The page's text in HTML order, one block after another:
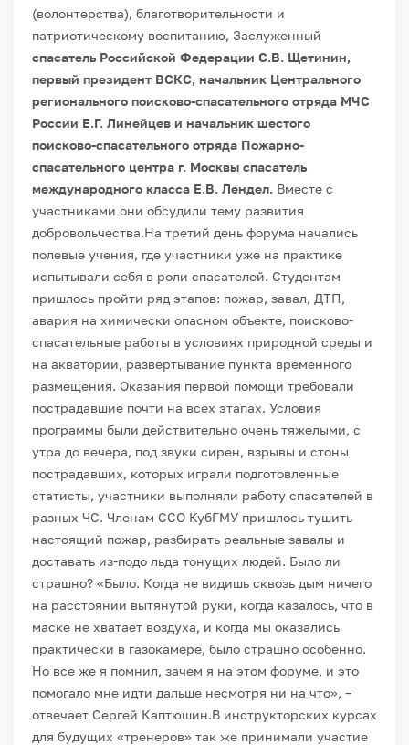
(волонтерства), благотворительности и
патриотическому воспитанию, Заслуженный
спасатель Российской Федерации С.В. Щетинин,
первый президент ВСКС, начальник Центрального
регионального поисково-спасательного отряда МЧС
России Е.Г. Линейцев и начальник шестого
поисково-спасательного отряда Пожарно-
спасательного центра г. Москвы спасатель
международного класса Е.В. Лендел. Вместе с
участниками они обсудили тему развития
добровольчества.На третий день форума начались
полевые учения, где участники уже на практике
испытывали себя в роли спасателей. Студентам
пришлось пройти ряд этапов: пожар, завал, ДТП,
авария на химически опасном объекте, поисково-
спасательные работы в условиях природной среды и
на акватории, развертывание пункта временного
размещения. Оказания первой помощи требовали
пострадавшие почти на всех этапах. Условия
программы были действительно очень тяжелыми, с
утра до вечера, под звуки сирен, взрывы и стоны
пострадавших, которых играли подготовленные
статисты, участники выполняли работу спасателей в
разных ЧС. Членам ССО КубГМУ пришлось тушить
настоящий пожар, разбирать реальные завалы и
доставать из-подо льда тонущих людей. Было ли
страшно? «Было. Когда не видишь сквозь дым ничего
на расстоянии вытянутой руки, когда казалось, что в
маске не хватает воздуха, и когда мы оказались
практически в газокамере, было страшно особенно.
Но все же я помнил, зачем я на этом форуме, и это
помогало мне идти дальше несмотря ни на что», –
отвечает Сергей Каптюшин.В инструкторских курсах
для будущих «тренеров» так же принимали участие